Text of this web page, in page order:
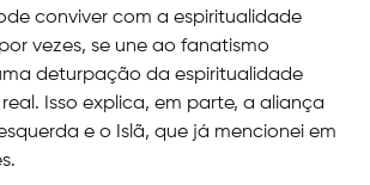
conviver com a espiritualidade
vezes, se une ao fanatismo
deturpação da espiritualidade
Isso explica, em parte, a aliança
e o Islã, que já mencionei em